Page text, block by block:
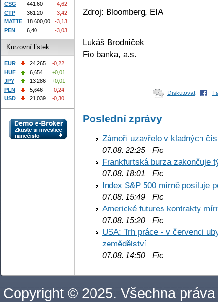
Zdroj: Bloomberg, EIA
Lukáš Brodníček
Fio banka, a.s.
Diskutovat
Poslední zprávy
Zámoří uzavřelo v kladných
07.08. 22:25 Fio
Frankfurtská burza zakončuje
07.08. 18:01
Fio
Index S&P 500 mírně posiluje
07.08. 15:49 Fio
Americké futures kontrakty
07.08. 15:20 Fio
USA: Trh práce - v červenci
zemědělství
07.08. 14:50 Fio
CSG
441,60
-4,62
CTP
361,20
-3,42
MATTE
18 600,00
-3,13
PEN
6,40 -3,03
Kurzovní lístek
EUR 24,265
-0,22
HUF
6,654
+0,01
JPY
13,286
+0,01
PLN
5,646
-0,24
USD
21,039 -0,30
Copyright © 2025. Všechna práva